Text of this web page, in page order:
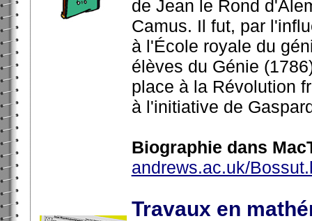
de Jean le Rond
Camus. Il fut, par
à l'École royale du
élèves du Génie
place à la Révolution
à l'initiative de
Biographie dans
andrews.ac.uk/
Travaux en